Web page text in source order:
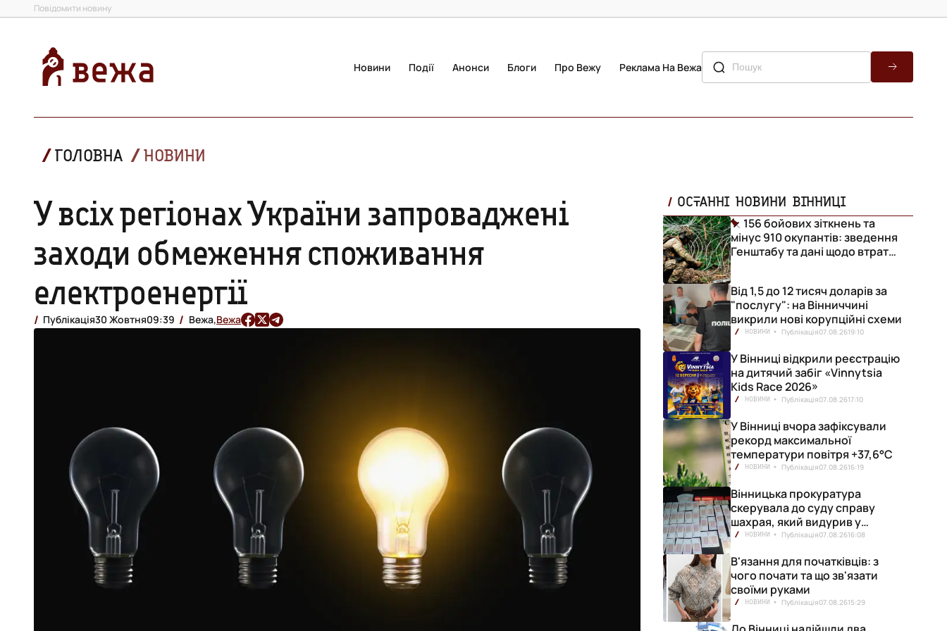
Повідомити новину
Новини Події Анонси Блоги Про Вежу Реклама На Вежа
ГОЛОВНА НОВИНИ
У всіх регіонах України запроваджені
заходи обмеження споживання
електроенергії
Публікація30 Жовтня09:39 Вежа,Вежа
ОСТАННІ НОВИНИ ВІННИЦІ
156 бойових зіткнень та
мінус 910 окупантів: зведення
Генштабу та дані щодо втрат
Від 1,5 до 12 тисяч доларів за
"послугу": на Вінниччині
викрили нові корупційні схеми
НОВИНИ Публікація07.08.2619:10
У Вінниці відкрили реєстрацію
на дитячий забіг «Vinnytsia
Kids Race 2026»
НОВИНИ Публікація07.08.2617:10
У Вінниці вчора зафіксували
рекорд максимальної
температури повітря +37,6°С
НОВИНИ Публікація07.08.2616:19
Вінницька прокуратура
скерувала до суду справу
шахрая, який видурив у
вінничанки 154 тисячі гривень
НОВИНИ Публікація07.08.2616:08
В'язання для початківців: з
чого почати та що зв'язати
своїми руками
НОВИНИ Публікація07.08.2615:29